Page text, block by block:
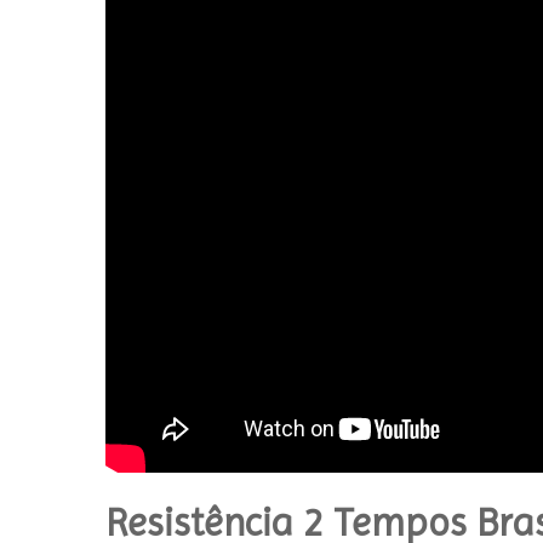
Resistência 2 Tempos